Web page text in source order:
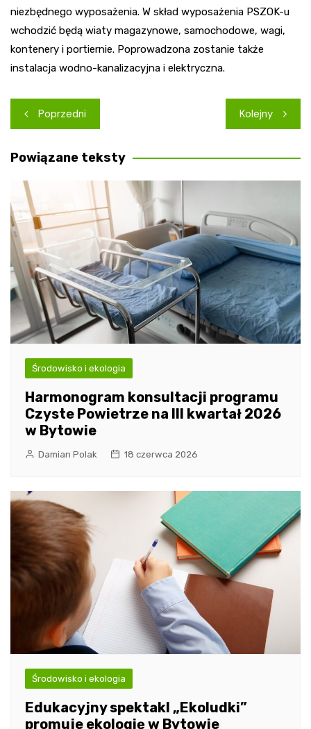
niezbędnego wyposażenia. W skład wyposażenia PSZOK-u
wchodzić będą wiaty magazynowe, samochodowe, wagi,
kontenery i portiernie. Poprowadzona zostanie także
instalacja wodno-kanalizacyjna i elektryczna.
Nawigacja
wpisu
Poprzedni Kolejny
Powiązane teksty
Środowisko i ekologia
Harmonogram konsultacji programu
Czyste Powietrze na III kwartał 2026
w Bytowie
Damian Polak 18 czerwca 2026
Środowisko i ekologia
Edukacyjny spektakl „Ekoludki”
promuje ekologię w Bytowie